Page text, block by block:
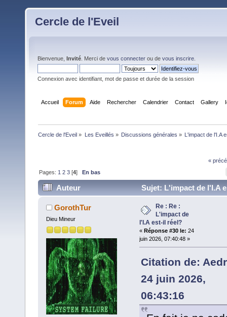
Cercle de l'Eveil
Bienvenue, Invité . Merci de vous connecter ou de vous inscrire
Connexion avec identifiant, mot de passe et durée de la session
Accueil Forum Aide Rechercher Calendrier Contact Gallery
Cercle de l'Eveil » Les Eveillés » Discussions générales » L'impact de l'I.A
«
Pages: 1 2 3 [4]En bas
Auteur
Sujet: L'impact de l'I.A
réel? (Lu 35527 fois)
GorothTur
Dieu Mineur
Re : Re :
L'impact de
l'I.A est-il réel?
« Réponse #30 le: 24
juin 2026, 07:40:48 »
Citation de:
24 juin 2026,
06:43:16